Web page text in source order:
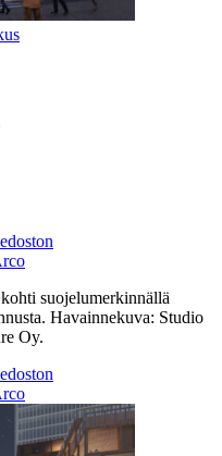
suojelumerkinnällä
Havainnekuva: Studio
Oy.